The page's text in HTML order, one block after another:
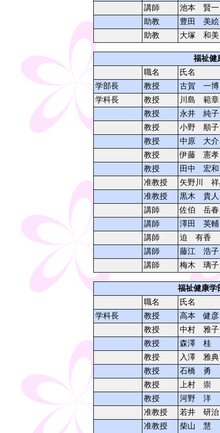
講師
池本 賢一
助教
豊田 美絵
助教
大塚 和美
福祉健
職名
氏名
学部長
教授
古賀 一博
学科長
教授
川島 範章
教授
永井 純子
教授
小野 順子
教授
中原 大介
教授
伊藤 憲孝
教授
田中 宏和
准教授
矢野川 祥
准教授
黒木 貴人
講師
佐伯 岳春
講師
澤田 英輔
講師
迫 有香
講師
藤江 浩子
講師
梅木 璃子
福祉健康学
職名
氏名
学科長
教授
高本 健彦
教授
中村 雅子
教授
森澤 桂
教授
入澤 雅典
教授
石橋 勇
教授
上村 崇
教授
河野 洋
准教授
若井 研治
准教授
柴山 慧